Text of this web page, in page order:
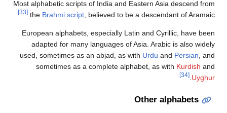
Most alphabetic scripts of India and Eastern Asia descend from
the Brahmi script, believed to be a descendant of Aramaic.
[33]
European alphabets, especially Latin and Cyrillic, have been
adapted for many languages of Asia. Arabic is also widely
used, sometimes as an abjad, as with Urdu and Persian, and
sometimes as a complete alphabet, as with Kurdish and
Uyghur
.
[34]
Other alphabets